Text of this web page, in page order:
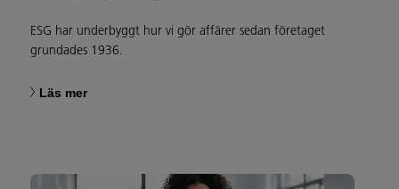
ESG har underbyggt hur vi gör affärer sedan företaget
grundades 1936.
Läs mer